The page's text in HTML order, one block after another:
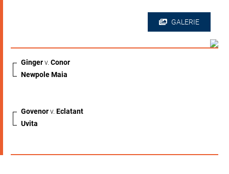
GALERIE
Gingerv. Conor
Newpole Maia
Govenorv. Eclatant
Uvita